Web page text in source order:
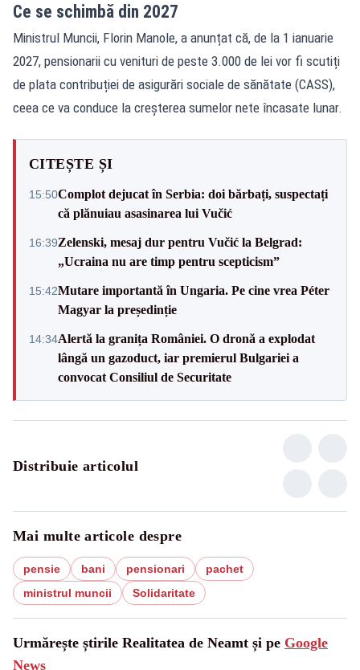
Ce se schimbă din 2027
Ministrul Muncii, Florin Manole, a anunțat că, de la 1 ianuarie
2027, pensionarii cu venituri de peste 3.000 de lei vor fi scutiți
de plata contribuției de asigurări sociale de sănătate (CASS),
ceea ce va conduce la creșterea sumelor nete încasate lunar.
CITEȘTE ȘI
15:50Complot dejucat în Serbia: doi bărbați, suspectați
că plănuiau asasinarea lui Vučić
16:39Zelenski, mesaj dur pentru Vučić la Belgrad:
„Ucraina nu are timp pentru scepticism”
15:42Mutare importantă în Ungaria. Pe cine vrea Péter
Magyar la președinție
14:34Alertă la granița României. O dronă a explodat
lângă un gazoduct, iar premierul Bulgariei a
convocat Consiliul de Securitate
Distribuie articolul
Mai multe articole despre
pensie bani pensionari
pachet
ministrul muncii
Solidaritate
Urmărește știrile Realitatea de Neamt și pe Google
News